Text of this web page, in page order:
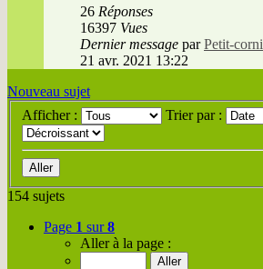
26 Réponses
16397 Vues
Dernier message parPetit-corni
21 avr. 2021 13:22
Nouveau sujet
Afficher :
Trier par :
154 sujets
Page 1 sur8
Aller à la page :